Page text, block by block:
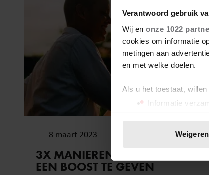
Verantwoord gebruik
Wij en onze 1022
cookies om informatie
metingen aan
en met welke doelen.
Als u het toestaat,
Informatie
Uw apparaat
toestemming op elk
We gebruiken cookies
Weigeren
8 maart 2023
3X MANIEREN OM JE RELATIE
EEN BOOST TE GEVEN